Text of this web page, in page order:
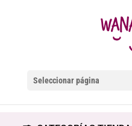
Seleccionar página